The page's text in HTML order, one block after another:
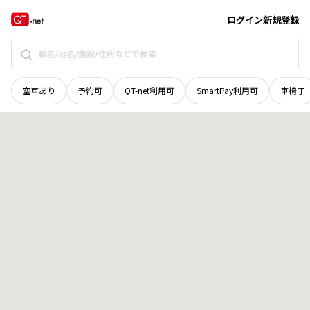
ログイン新規登録
空車あり 予約可 QT-net利用可 SmartPay利用可 車椅子
岡山県